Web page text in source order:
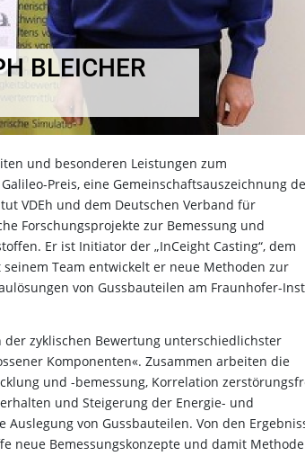
BLEICHER
und besonderen Leistungen zum
Preis, eine Gemeinschaftsauszeichnung
VDEh und dem Deutschen Verband für
Forschungsprojekte zur Bemessung und
Er ist Initiator der „InCeight Casting“, dem
Team entwickelt er neue Methoden zur
von Gussbauteilen am Fraunhofer-
der zyklischen Bewertung unterschiedlichster
Komponenten«. Zusammen arbeiten die
und -bemessung, Korrelation
und Steigerung der Energie- und
von Gussbauteilen. Von den
neue Bemessungskonzepte und damit